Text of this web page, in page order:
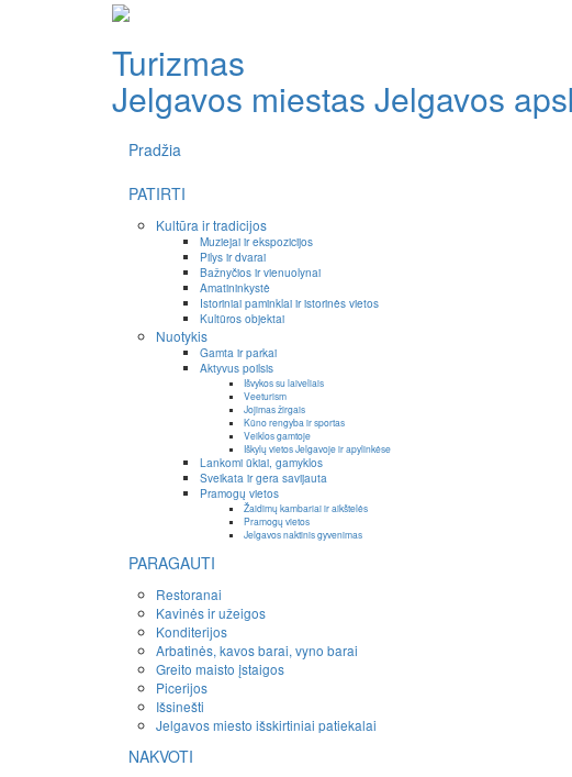
Turizmas
Jelgavos miestas Jelgavos
Pradžia
PATIRTI
Kultūra ir tradicijos
Muziejai ir ekspozicijos
Pilys ir dvarai
Bažnyčios ir vienuolynai
Amatininkystė
Istoriniai paminklai ir istorinės vietos
Kultūros objektai
Nuotykis
Gamta ir parkai
Aktyvus poilsis
Išvykos su laiveliais
Veeturism
Jojimas žirgais
Kūno rengyba ir sportas
Veiklos gamtoje
Iškylų vietos Jelgavoje ir apylinkėse
Lankomi ūkiai, gamyklos
Sveikata ir gera savijauta
Pramogų vietos
Žaidimų kambariai ir aikštelės
Pramogų vietos
Jelgavos naktinis gyvenimas
PARAGAUTI
Restoranai
Kavinės ir užeigos
Konditerijos
Arbatinės, kavos barai, vyno barai
Greito maisto įstaigos
Picerijos
Išsinešti
Jelgavos miesto išskirtiniai patiekalai
NAKVOTI